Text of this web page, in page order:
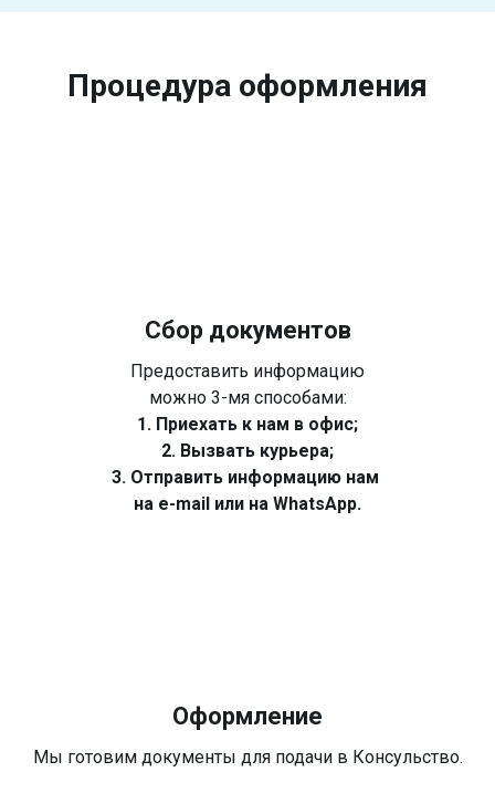
Процедура оформления
Сбор документов
Предоставить информацию
можно 3-мя способами:
1. Приехать к нам в офис;
2. Вызвать курьера;
3. Отправить информацию нам
на e-mail или на WhatsApp.
Оформление
Мы готовим документы для подачи в Консульство.